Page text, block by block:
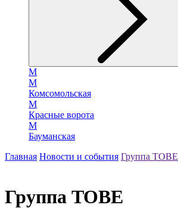
М
М
Комсомольская
М
Красные ворота
М
Бауманская
Главная Новости и события Группа TOBE
Группа TOBE